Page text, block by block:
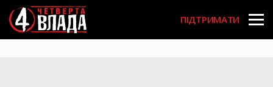
Перейти
до
основного
вмісту
User
account
ПІДТРИМАТИ